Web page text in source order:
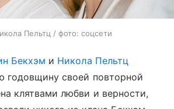
Пельтц / фото: соцсети
Бекхэм и Никола Пельтц
годовщину своей повторной
клятвами любви и верности,